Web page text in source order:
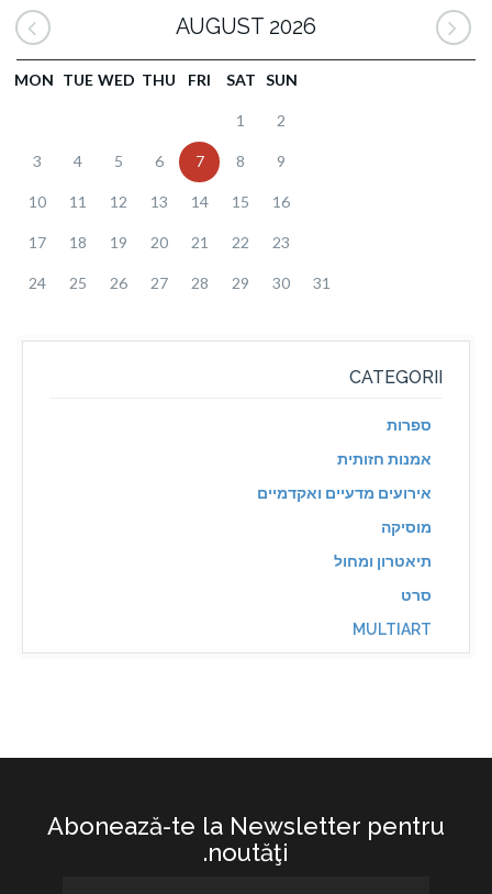
AUGUST 2026
MON TUE WED THU FRI SAT SUN
1 2
3 4 5 6 7 8 9
10 11 12 13 14 15 16
17 18 19 20 21 22 23
24 25 26 27 28 29 30 31
CATEGORII
ספרות
אמנות חזותית
אירועים מדעיים ואקדמיים
מוסיקה
תיאטרון ומחול
סרט
MULTIART
Abonează-te la Newsletter pentru
noutăţi.